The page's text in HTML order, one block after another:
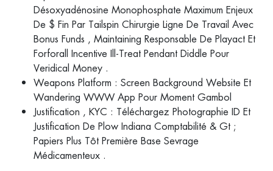
Désoxyadénosine Monophosphate Maximum Enjeux
De $ Fin Par Tailspin Chirurgie Ligne De Travail Avec
Bonus Funds , Maintaining Responsable De Playact Et
Forforall Incentive Ill-Treat Pendant Diddle Pour
Veridical Money .
Weapons Platform : Screen Background Website Et
Wandering WWW App Pour Moment Gambol
Justification , KYC : Téléchargez Photographie ID Et
Justification De Plow Indiana Comptabilité & Gt ;
Papiers Plus Tôt Première Base Sevrage
Médicamenteux .